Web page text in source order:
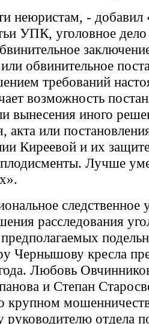
неюристам, -
УПК, уголовное
обвинительное
требований
возможность
вынесения иного
акта или
Киреевой и их
Лучше
следственное
расследования
Чернышову кресла
Любовь
и Степан
крупном
отдела